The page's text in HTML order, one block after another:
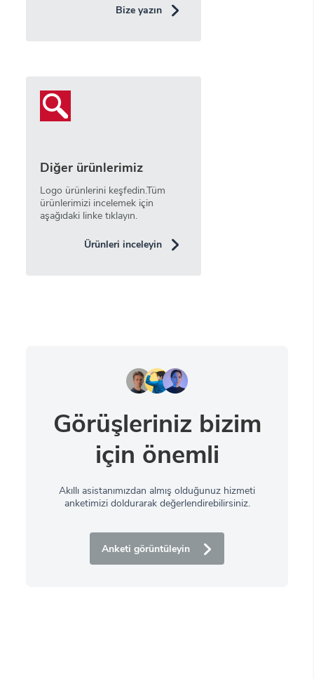
Bize yazın
Diğer ürünlerimiz
Logo ürünlerini keşfedin.Tüm
ürünlerimizi incelemek için
aşağıdaki linke tıklayın.
Ürünleri inceleyin
Görüşleriniz bizim
için önemli
Akıllı asistanımızdan almış olduğunuz hizmeti
anketimizi doldurarak değerlendirebilirsiniz.
Anketi görüntüleyin